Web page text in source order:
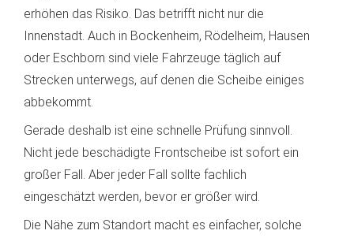
erhöhen das Risiko. Das betrifft nicht nur die
Innenstadt. Auch in Bockenheim, Rödelheim, Hausen
oder Eschborn sind viele Fahrzeuge täglich auf
Strecken unterwegs, auf denen die Scheibe einiges
abbekommt.
Gerade deshalb ist eine schnelle Prüfung sinnvoll.
Nicht jede beschädigte Frontscheibe ist sofort ein
großer Fall. Aber jeder Fall sollte fachlich
eingeschätzt werden, bevor er größer wird.
Die Nähe zum Standort macht es einfacher, solche